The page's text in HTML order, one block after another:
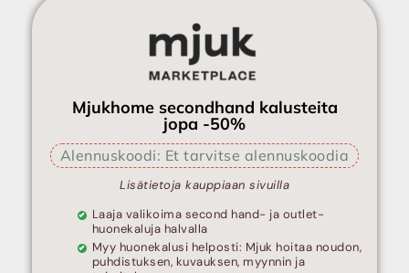
Mjukhome secondhand kalusteita
jopa -50%
Alennuskoodi: Et tarvitse alennuskoodia
Lisätietoja kauppiaan sivuilla
Laaja valikoima second hand- ja outlet-
huonekaluja halvalla
Myy huonekalusi helposti: Mjuk hoitaa noudon,
puhdistuksen, kuvauksen, myynnin ja